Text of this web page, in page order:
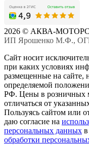
2026 © АКВА-МОТОРС
ИП Ярошенко М.Ф.,
Сайт носит
при каких условиях
размещенные на сайте,
определяемой
РФ. Цены в
отличаться от
Пользуясь сайтом или
даю согласие на
персональных данных
обработки